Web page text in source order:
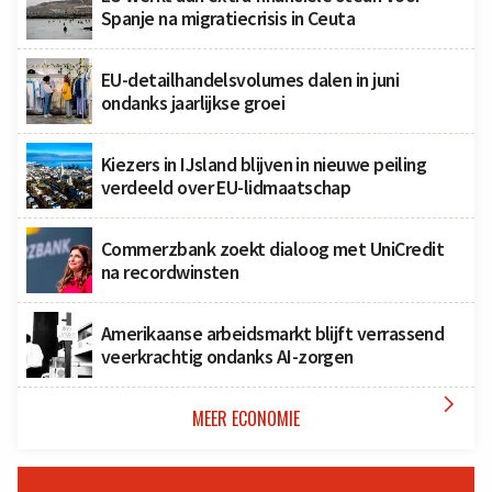
Spanje na migratiecrisis in Ceuta
EU-detailhandelsvolumes dalen in juni
ondanks jaarlijkse groei
Kiezers in IJsland blijven in nieuwe peiling
verdeeld over EU-lidmaatschap
Commerzbank zoekt dialoog met UniCredit
na recordwinsten
Amerikaanse arbeidsmarkt blijft verrassend
veerkrachtig ondanks AI-zorgen
MEER ECONOMIE 